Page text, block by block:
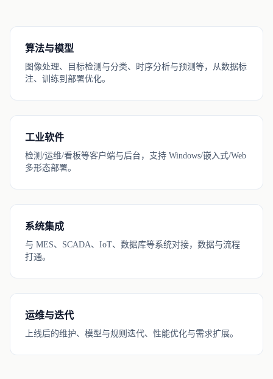
算法与模型
图像处理、目标检测与分类、时序分析与预测等，从数据标
注、训练到部署优化。
工业软件
检测/运维/看板等客户端与后台，支持 Windows/嵌入式/Web
多形态部署。
系统集成
与 MES、SCADA、IoT、数据库等系统对接，数据与流程
打通。
运维与迭代
上线后的维护、模型与规则迭代、性能优化与需求扩展。